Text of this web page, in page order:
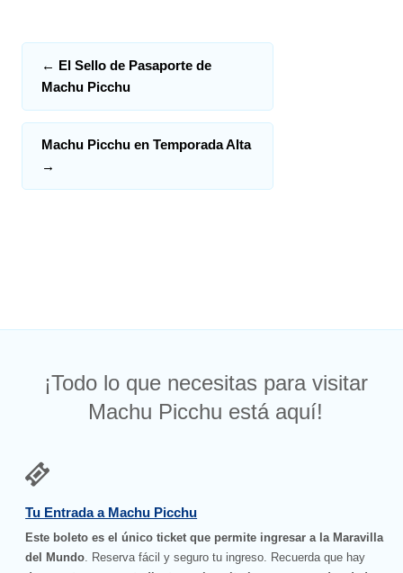
← El Sello de Pasaporte de
Machu Picchu
Machu Picchu en Temporada Alta
→
¡Todo lo que necesitas para visitar
Machu Picchu está aquí!
Tu Entrada a Machu Picchu
Este boleto es el único ticket que permite ingresar a la Maravilla
del Mundo. Reserva fácil y seguro tu ingreso. Recuerda que hay